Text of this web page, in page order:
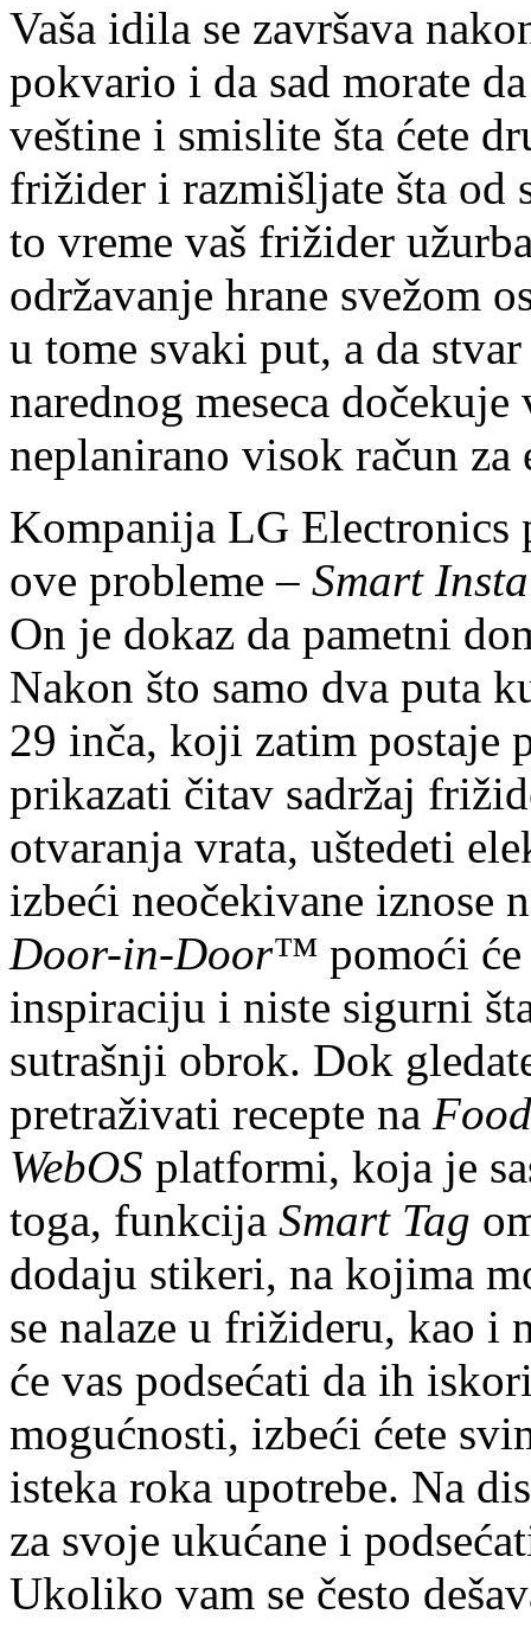
Vaša idila se završava
pokvario i da sad morate
veštine i smislite šta ćete
frižider i razmišljate šta od
to vreme vaš frižider
održavanje hrane svežom
u tome svaki put, a da
narednog meseca
neplanirano visok račun
Kompanija LG Electronics
ove probleme – Smart
On je dokaz da pametni
Nakon što samo dva puta
29 inča, koji zatim postaje
prikazati čitav sadržaj
otvaranja vrata, uštedeti
izbeći neočekivane iznose
Door-in-Door™ pomoći
inspiraciju i niste sigurni
sutrašnji obrok. Dok
pretraživati recepte na
WebOS platformi, koja je
toga, funkcija Smart Tag
dodaju stikeri, na kojima
se nalaze u frižideru, kao i
će vas podsećati da ih
mogućnosti, izbeći ćete
isteka roka upotrebe. Na
za svoje ukućane i
Ukoliko vam se često